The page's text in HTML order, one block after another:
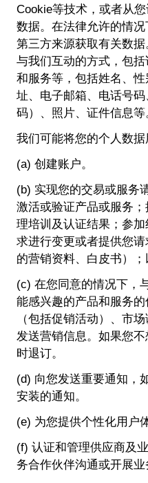
Cookie等技术，或者从
数据。在法律允许的情
第三方来源获取有关数
与我们互动的方式，包
和服务等，包括姓名、
址、电子邮箱、电话号
码）、照片、证件信息等
我们可能将您的个人数据
(a) 创建账户。
(b) 实现您的交易或服务
激活或验证产品或服务
理培训及认证结果；参
求进行变更或者提供您
的营销资料、白皮书）；
(c) 在您同意的情况下，
能感兴趣的产品和服务
（包括促销活动）、市
发送营销信息。如果您
时退订。
(d) 向您发送重要通知，
安装的通知。
(e) 为您提供个性化用户
(f) 认证和管理供应商及
务合作伙伴沟通或开展业